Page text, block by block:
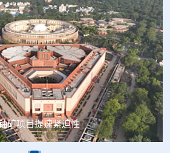
同辐持股90%打通核医疗全产业链